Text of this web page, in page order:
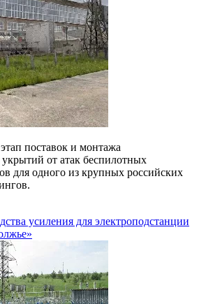
поставок и монтажа
от атак беспилотных
для одного из крупных российских
усиления для электроподстанции